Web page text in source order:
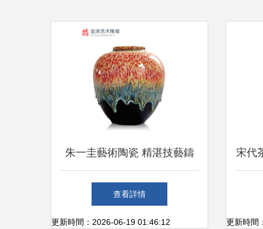
朱一圭藝術陶瓷 精湛技藝鑄
就收藏價值，市場熱潮彰顯文
化魅力
查看詳情
更新時間：2026-06-19 01:46:12
宋代
更新時間